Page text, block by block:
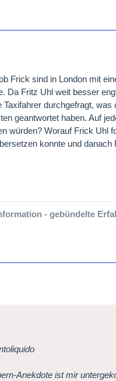
Frick sind in London mit
Da Fritz Uhl weit besser
Taxifahrer durchgefragt,
geantwortet haben. Auf
würden? Worauf Frick Uhl
konnte und
- gebündelte
Anekdote ist mir